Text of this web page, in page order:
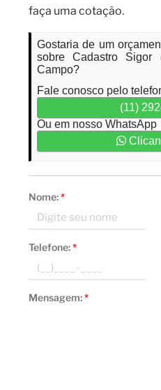
faça uma cotação.
Gostaria de um
sobre Cadastro
Campo?
Fale conosco pelo
(11)
Ou em nosso WhatsApp
Nome:*
Telefone:*
Mensagem:*